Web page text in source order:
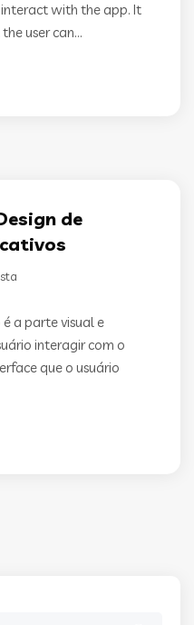
with the app. It
user can...
de
a parte visual e
interagir com o
que o usuário